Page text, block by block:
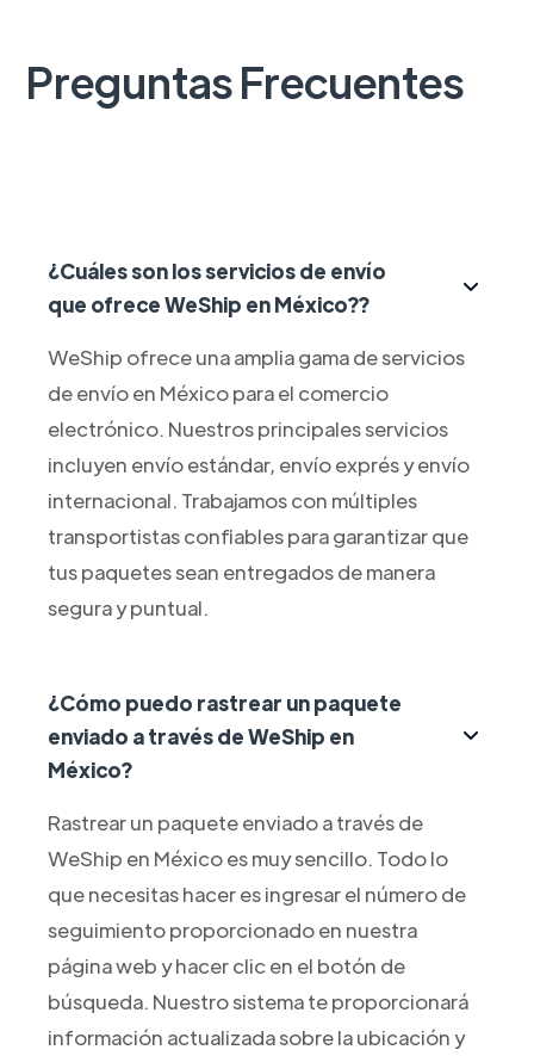
Preguntas Frecuentes
¿Cuáles son los servicios de envío
que ofrece WeShip en México??
WeShip ofrece una amplia gama de servicios
de envío en México para el comercio
electrónico. Nuestros principales servicios
incluyen envío estándar, envío exprés y envío
internacional. Trabajamos con múltiples
transportistas confiables para garantizar que
tus paquetes sean entregados de manera
segura y puntual.
¿Cómo puedo rastrear un paquete
enviado a través de WeShip en
México?
Rastrear un paquete enviado a través de
WeShip en México es muy sencillo. Todo lo
que necesitas hacer es ingresar el número de
seguimiento proporcionado en nuestra
página web y hacer clic en el botón de
búsqueda. Nuestro sistema te proporcionará
información actualizada sobre la ubicación y